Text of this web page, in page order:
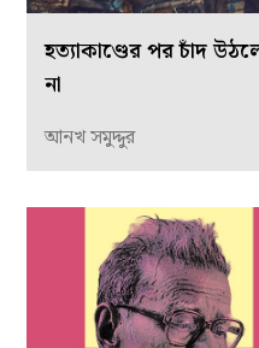
হত্যাকাণ্ডের পর চাঁদ
না
আনখ সমুদ্দুর